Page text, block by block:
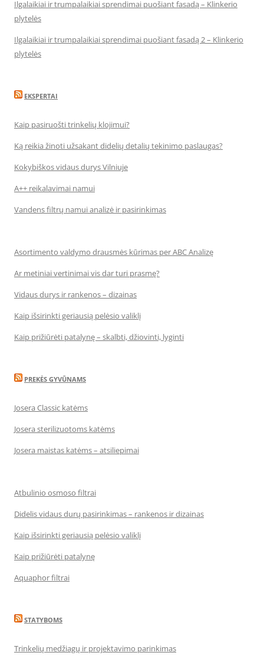
Ilgalaikiai ir trumpalaikiai sprendimai puošiant fasadą – Klinkerio
plytelės
Ilgalaikiai ir trumpalaikiai sprendimai puošiant fasadą 2 – Klinkerio
plytelės
EKSPERTAI
Kaip pasiruošti trinkelių klojimui?
Ką reikia žinoti užsakant didelių detalių tekinimo paslaugas?
Kokybiškos vidaus durys Vilniuje
A++ reikalavimai namui
Vandens filtrų namui analizė ir pasirinkimas
Asortimento valdymo drausmės kūrimas per ABC Analizę
Ar metiniai vertinimai vis dar turi prasmę?
Vidaus durys ir rankenos – dizainas
Kaip išsirinkti geriausią pelėsio valiklį
Kaip prižiūrėti patalynę – skalbti, džiovinti, lyginti
PREKĖS GYVŪNAMS
Josera Classic katėms
Josera sterilizuotoms katėms
Josera maistas katėms – atsiliepimai
Atbulinio osmoso filtrai
Didelis vidaus durų pasirinkimas – rankenos ir dizainas
Kaip išsirinkti geriausią pelėsio valiklį
Kaip prižiūrėti patalynę
Aquaphor filtrai
STATYBOMS
Trinkelių medžiagų ir projektavimo parinkimas